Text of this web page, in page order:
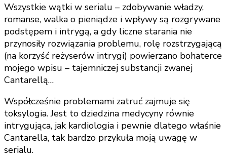
Wszystkie wątki w serialu – zdobywanie władzy,
romanse, walka o pieniądze i wpływy są rozgrywane
podstępem i intrygą, a gdy liczne starania nie
przynosiły rozwiązania problemu, rolę rozstrzygającą
(na korzyść reżyserów intrygi) powierzano bohaterce
mojego wpisu – tajemniczej substancji zwanej
Cantarellą…
Współcześnie problemami zatruć zajmuje się
toksylogia. Jest to dziedzina medycyny równie
intrygująca, jak kardiologia i pewnie dlatego właśnie
Cantarella, tak bardzo przykuła moją uwagę w
serialu.